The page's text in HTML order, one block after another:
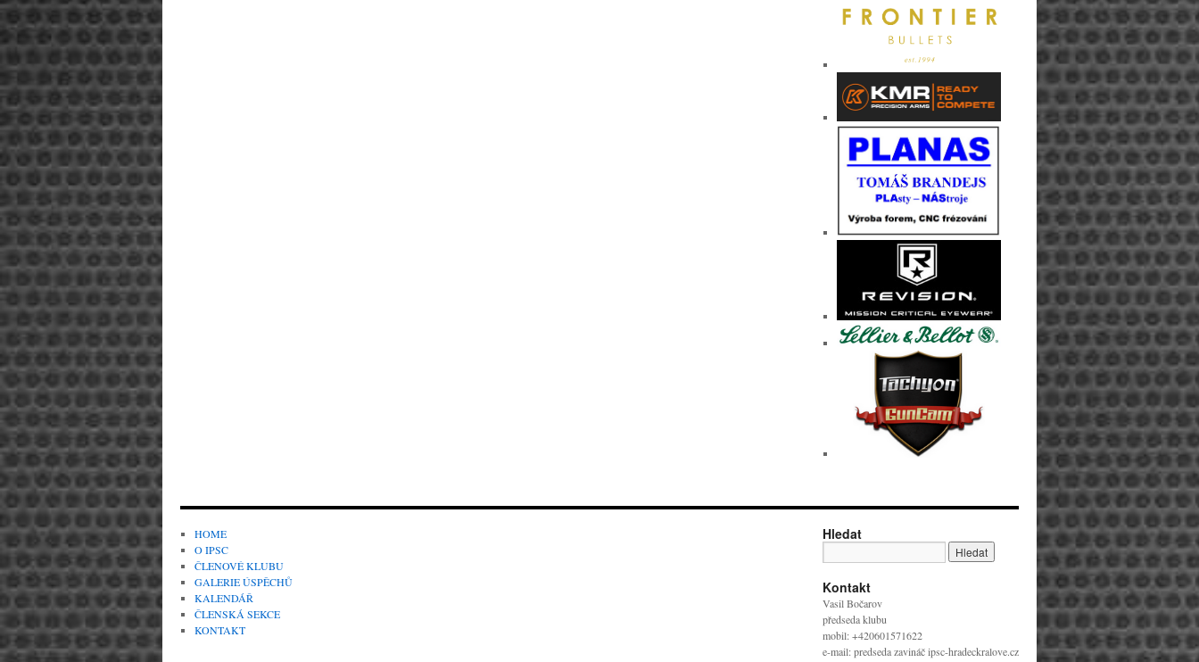
HOME
O IPSC
ČLENOVÉ KLUBU
GALERIE ÚSPĚCHŮ
KALENDÁŘ
ČLENSKÁ SEKCE
KONTAKT
Hledat
Kontakt
Vasil Bočarov
předseda klubu
mobil: +420601571622
e-mail: predseda zavináč ipsc-hradeckralove.cz